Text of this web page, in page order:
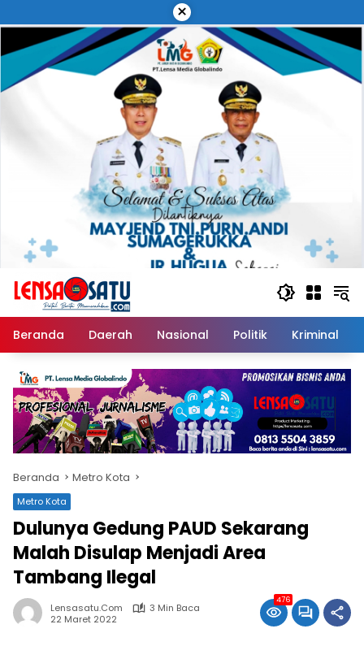
ke
konten
×
Beranda Daerah Nasional Politik Kriminal
Beranda Metro Kota
Metro Kota
Dulunya Gedung PAUD Sekarang
Malah Disulap Menjadi Area
Tambang Ilegal
Lensasatu.com
3 Min Baca
22 Maret 2022
476